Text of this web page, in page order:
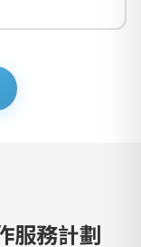
服務計劃